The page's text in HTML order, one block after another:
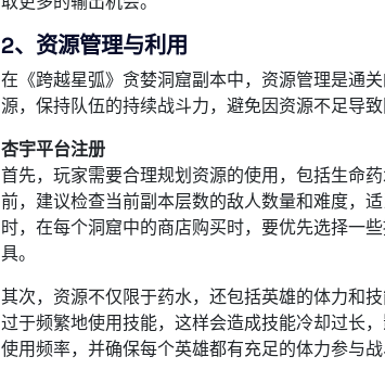
2、资源管理与利用
在《跨越星弧》贪婪洞窟副本中，资源管理是通
源，保持队伍的持续战斗力，避免因资源不足导致
杏宇平台注册
首先，玩家需要合理规划资源的使用，包括生命
前，建议检查当前副本层数的敌人数量和难度，
时，在每个洞窟中的商店购买时，要优先选择一
具。
其次，资源不仅限于药水，还包括英雄的体力和
过于频繁地使用技能，这样会造成技能冷却过长
使用频率，并确保每个英雄都有充足的体力参与